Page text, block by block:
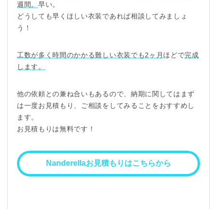
週間。早い。
どうしても早くほしい衣装であれば相談してみましょ
う！
工数が多く時間のかかる難しい衣装でも 2 ヶ月ほどで完成
します。
他の依頼との兼ね合いもあるので、納期に関してはまず
は一度お見積もり、ご相談をしてみることをおすすめし
ます。
お見積もりは無料です！
Nanderellaお見積もりはこちらから